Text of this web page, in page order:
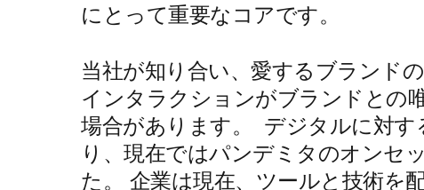
にとって重要なコアです。
当社が知り合い、愛するブランド
インタラクションがブランドとの
場合があります。 デジタルに対す
り、現在ではパンデミタのオンセ
た。 企業は現在、ツールと技術を